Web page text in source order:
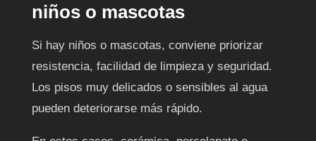
niños o mascotas
Si hay niños o mascotas, conviene priorizar
resistencia, facilidad de limpieza y seguridad.
Los pisos muy delicados o sensibles al agua
pueden deteriorarse más rápido.